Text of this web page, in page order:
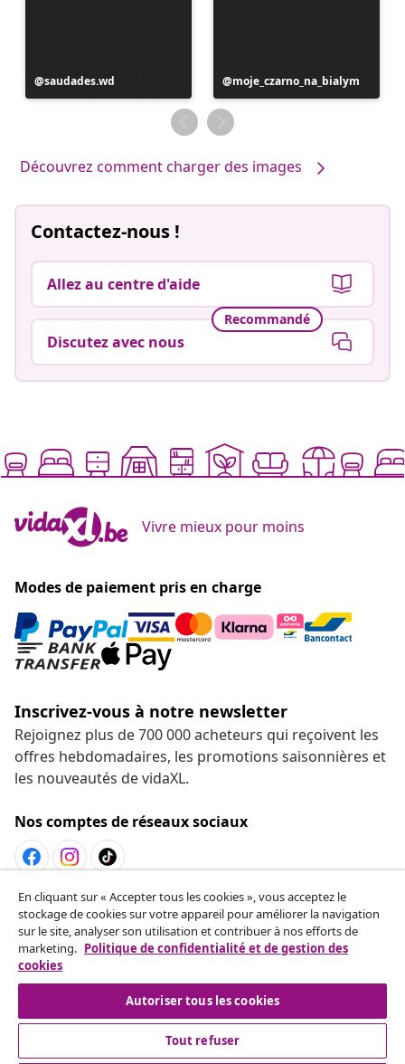
Publication
publiée
saudades.wd
Publication
publiée
par
moje_czarno_na_bialym
Découvrez comment charger des images
Contactez-nous !
Allez au centre d'aide
Recommandé
Discutez avec nous
Vivre mieux pour moins
Modes de paiement pris en charge
Inscrivez-vous à notre newsletter
Rejoignez plus de 700 000 acheteurs qui reçoivent les
offres hebdomadaires, les promotions saisonnières et
les nouveautés de vidaXL.
Nos comptes de réseaux sociaux
Résilier le contrat
Envoyez une demande de rétractation concernant
votre commande.
Résilier le contrat
En cliquant sur « Accepter tous les cookies », vous acceptez le
stockage de cookies sur votre appareil pour améliorer la navigation
sur le site, analyser son utilisation et contribuer à nos efforts de
marketing. Politique de confidentialité et de gestion des
cookies
Autoriser tous les cookies
Tout refuser